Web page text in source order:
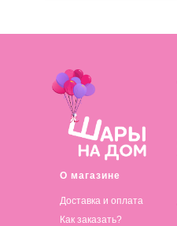
О магазине
Доставка и оплата
Как заказать?